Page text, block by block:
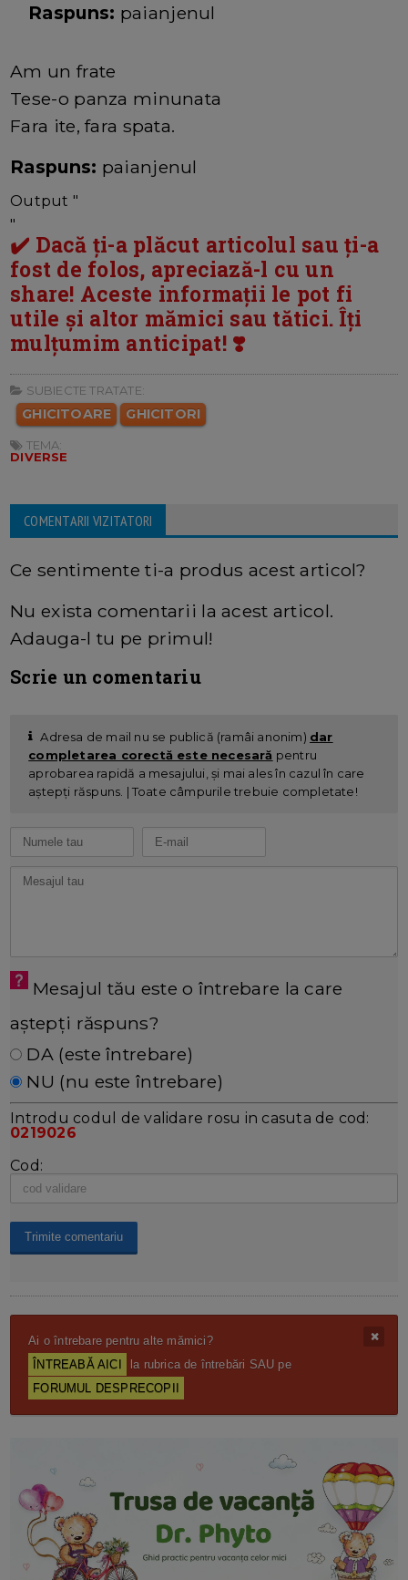
Raspuns: paianjenul
Am un frate
Tese-o panza minunata
Fara ite, fara spata.
Raspuns: paianjenul
Output "
"
✔️ Dacă ți-a plăcut articolul sau ți-a
fost de folos, apreciază-l cu un
share! Aceste informații le pot fi
utile și altor mămici sau tătici. Îți
mulțumim anticipat! ❣️
SUBIECTE TRATATE:
GHICITOARE GHICITORI
TEMA:
DIVERSE
COMENTARII VIZITATORI
Ce sentimente ti-a produs acest articol?
Nu exista comentarii la acest articol.
Adauga-l tu pe primul!
Scrie un comentariu
Adresa de mail nu se publică (ramâi anonim) dar
completarea corectă este necesară pentru
aprobarea rapidă a mesajului, și mai ales în cazul în care
aștepți răspuns. | Toate câmpurile trebuie completate!
Mesajul tău este o întrebare la care
aștepți răspuns?
DA (este întrebare)
NU (nu este întrebare)
Introdu codul de validare rosu in casuta de cod:
0219026
Cod:
Ai o întrebare pentru alte mămici?
ÎNTREABĂ AICI
la rubrica de întrebări SAU pe
FORUMUL DESPRECOPII